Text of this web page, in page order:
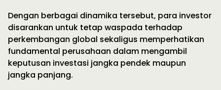
Dengan berbagai dinamika tersebut, para investor
disarankan untuk tetap waspada terhadap
perkembangan global sekaligus memperhatikan
fundamental perusahaan dalam mengambil
keputusan investasi jangka pendek maupun
jangka panjang.